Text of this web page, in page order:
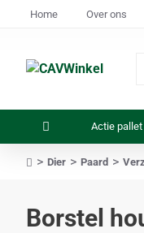
Home Over ons
Actie pallet
Borstel
Dier Paard